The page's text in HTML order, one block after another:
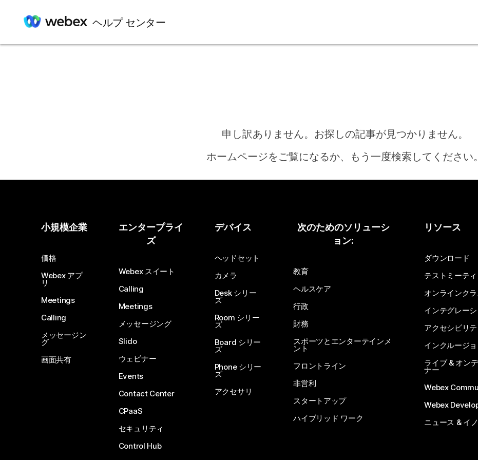
ヘルプ センター
申し訳ありません。お探しの記事が見つかりません。
ホームページをご覧になるか、もう一度検索してください。
何をお探しですか?
小規模企業
価格
Webex アプ
リ
Meetings
Calling
メッセージン
グ
画面共有
エンタープライ
ズ
Webex スイート
Calling
Meetings
メッセージング
Slido
ウェビナー
Events
Contact Center
CPaaS
セキュリティ
Control Hub
デバイス
ヘッドセット
カメラ
Desk シリー
ズ
Room シリー
ズ
Board シリー
ズ
Phone シリー
ズ
アクセサリ
次のためのソリューシ
ョン:
教育
ヘルスケア
行政
財務
スポーツとエンターテインメ
ント
フロントライン
非営利
スタートアップ
ハイブリッド ワーク
リソース
ダウンロード
テストミーテ
オンラインクラ
インテグレー
アクセシビリテ
インクルージ
ライブ & オン
ナー
Webex
Webex
ニュース & イ